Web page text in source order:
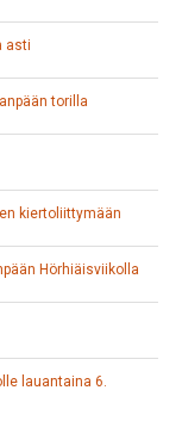
asti
torilla
kiertoliittymään
Hörhiäisviikolla
lauantaina 6.